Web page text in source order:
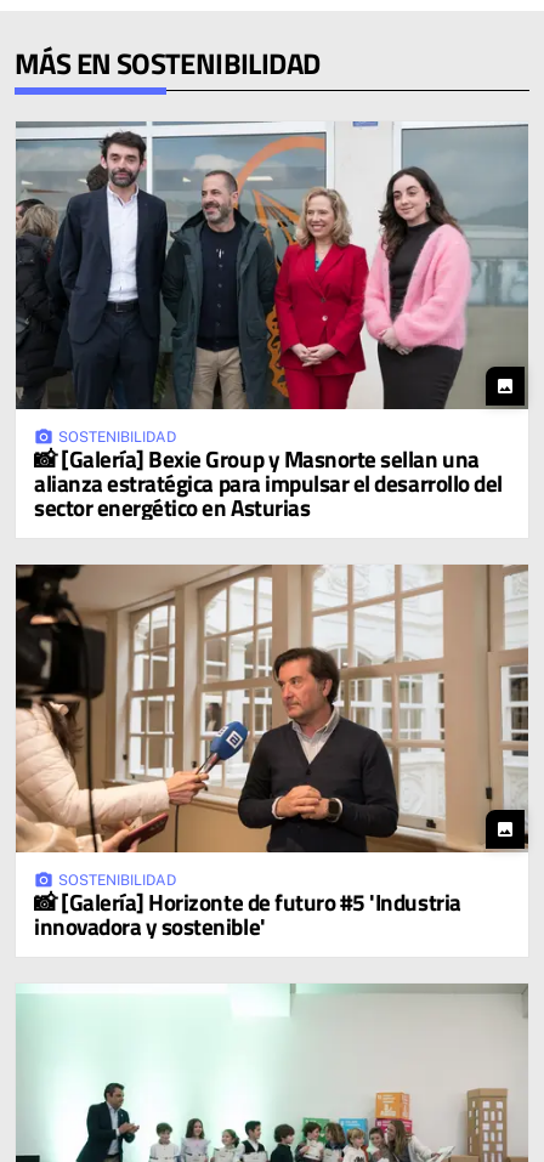
MÁS EN SOSTENIBILIDAD
photo
photo_camera SOSTENIBILIDAD
📸 [Galería] Bexie Group y Masnorte sellan una
alianza estratégica para impulsar el desarrollo del
sector energético en Asturias
photo
photo_camera SOSTENIBILIDAD
📸 [Galería] Horizonte de futuro #5 'Industria
innovadora y sostenible'